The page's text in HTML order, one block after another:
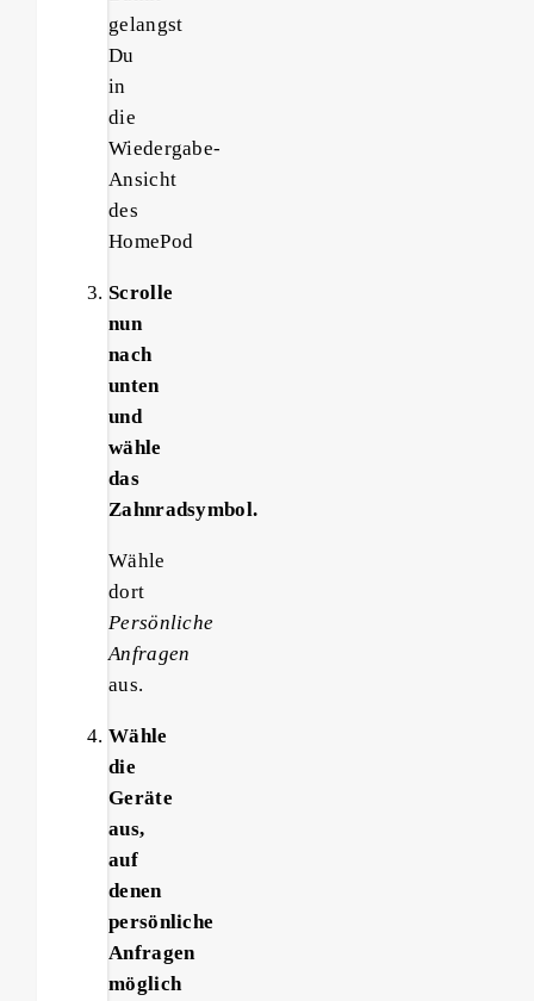
gelangst
Du
in
die
Wiedergabe-
Ansicht
des
HomePod
Scrolle
nun
nach
unten
und
wähle
das
Zahnradsymbol.
Wähle
dort
Persönliche
Anfragen
aus.
Wähle
die
Geräte
aus,
auf
denen
persönliche
Anfragen
möglich